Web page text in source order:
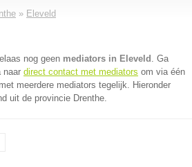
» Eleveld
nog geen mediators in Eleveld . Ga
naar direct contact met mediators om via één
meerdere mediators tegelijk. Hieronder
uit de provincie Drenthe.